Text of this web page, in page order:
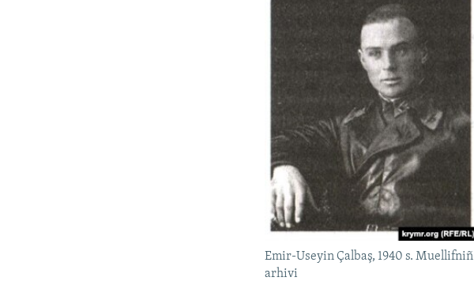
Emir-Useyin Çalbaş, 1940 s. Muellifniñ
arhivi